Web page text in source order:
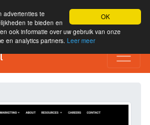
OK
advertenties te
te bieden en
ook informatie over uw gebruik van onze
en analytics partners. Leer meer